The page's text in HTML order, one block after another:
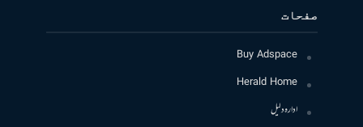
صفحات
Buy Adspace
Herald Home
ادارہ دلیل